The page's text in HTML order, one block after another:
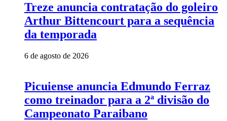
Treze anuncia contratação do goleiro
Arthur Bittencourt para a sequência
da temporada
6 de agosto de 2026
Picuiense anuncia Edmundo Ferraz
como treinador para a 2ª divisão do
Campeonato Paraibano